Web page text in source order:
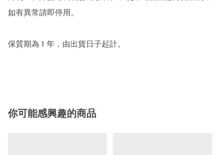
如有異常請即停用。
保質期為 1 年，由出貨日子起計。
你可能感興趣的商品